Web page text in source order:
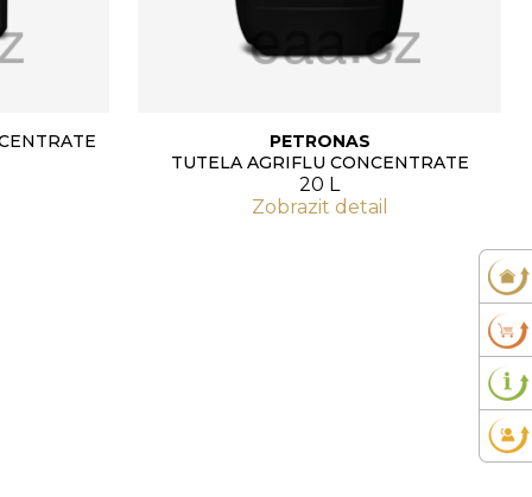
PETRONAS
TUTELA AGRIFLU CONCENTRATE
20 L
Zobrazit detail